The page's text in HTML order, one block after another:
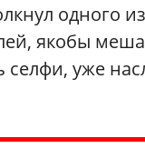
одного
якобы
селфи, уже